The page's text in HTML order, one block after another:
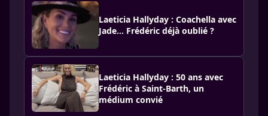
Laeticia Hallyday : Coachella avec
Jade... Frédéric déjà oublié ?
Laeticia Hallyday : 50 ans avec
Frédéric à Saint-Barth, un
médium convié